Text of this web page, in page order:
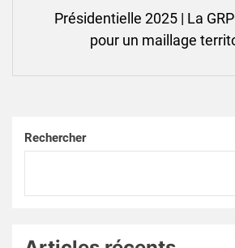
Présidentielle 2025 | La
pour un maillage
Rechercher